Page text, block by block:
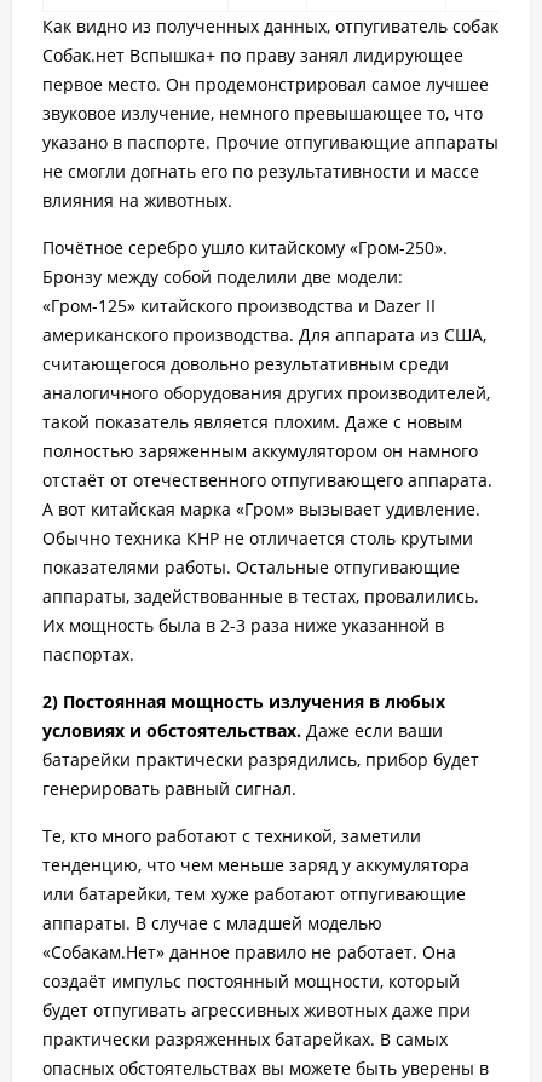
Как видно из полученных данных, отпугиватель собак
Собак.нет Вспышка+ по праву занял лидирующее
первое место. Он продемонстрировал самое лучшее
звуковое излучение, немного превышающее то, что
указано в паспорте. Прочие отпугивающие аппараты
не смогли догнать его по результативности и массе
влияния на животных.
Почётное серебро ушло китайскому «Гром-250».
Бронзу между собой поделили две модели:
«Гром-125» китайского производства и Dazer II
американского производства. Для аппарата из США,
считающегося довольно результативным среди
аналогичного оборудования других производителей,
такой показатель является плохим. Даже с новым
полностью заряженным аккумулятором он намного
отстаёт от отечественного отпугивающего аппарата.
А вот китайская марка «Гром» вызывает удивление.
Обычно техника КНР не отличается столь крутыми
показателями работы. Остальные отпугивающие
аппараты, задействованные в тестах, провалились.
Их мощность была в 2-3 раза ниже указанной в
паспортах.
2) Постоянная мощность излучения в любых
условиях и обстоятельствах. Даже если ваши
батарейки практически разрядились, прибор будет
генерировать равный сигнал.
Те, кто много работают с техникой, заметили
тенденцию, что чем меньше заряд у аккумулятора
или батарейки, тем хуже работают отпугивающие
аппараты. В случае с младшей моделью
«Собакам.Нет» данное правило не работает. Она
создаёт импульс постоянный мощности, который
будет отпугивать агрессивных животных даже при
практически разряженных батарейках. В самых
опасных обстоятельствах вы можете быть уверены в